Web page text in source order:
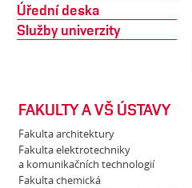
Úřední deska
Služby univerzity
FAKULTY A VŠ ÚSTAVY
Fakulta architektury
Fakulta elektrotechniky
a komunikačních technologií
Fakulta chemická